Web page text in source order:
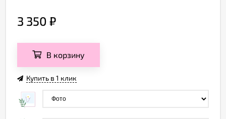
3 350 ₽
В корзину
Купить в 1 клик